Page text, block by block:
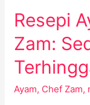
Resepi
Zam:
Ayam, Chef Zam,